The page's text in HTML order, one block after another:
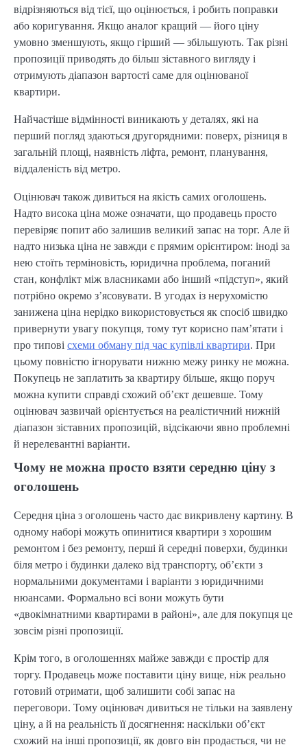
відрізняються від тієї, що оцінюється, і робить поправки
або коригування. Якщо аналог кращий — його ціну
умовно зменшують, якщо гірший — збільшують. Так різні
пропозиції приводять до більш зіставного вигляду і
отримують діапазон вартості саме для оцінюваної
квартири.
Найчастіше відмінності виникають у деталях, які на
перший погляд здаються другорядними: поверх, різниця в
загальній площі, наявність ліфта, ремонт, планування,
віддаленість від метро.
Оцінювач також дивиться на якість самих оголошень.
Надто висока ціна може означати, що продавець просто
перевіряє попит або залишив великий запас на торг. Але й
надто низька ціна не завжди є прямим орієнтиром: іноді за
нею стоїть терміновість, юридична проблема, поганий
стан, конфлікт між власниками або інший «підступ», який
потрібно окремо з’ясовувати. В угодах із нерухомістю
занижена ціна нерідко використовується як спосіб швидко
привернути увагу покупця, тому тут корисно пам’ятати і
про типові схеми обману під час купівлі квартири. При
цьому повністю ігнорувати нижню межу ринку не можна.
Покупець не заплатить за квартиру більше, якщо поруч
можна купити справді схожий об’єкт дешевше. Тому
оцінювач зазвичай орієнтується на реалістичний нижній
діапазон зіставних пропозицій, відсікаючи явно проблемні
й нерелевантні варіанти.
Чому не можна просто взяти середню ціну з
оголошень
Середня ціна з оголошень часто дає викривлену картину. В
одному наборі можуть опинитися квартири з хорошим
ремонтом і без ремонту, перші й середні поверхи, будинки
біля метро і будинки далеко від транспорту, об’єкти з
нормальними документами і варіанти з юридичними
нюансами. Формально всі вони можуть бути
«двокімнатними квартирами в районі», але для покупця це
зовсім різні пропозиції.
Крім того, в оголошеннях майже завжди є простір для
торгу. Продавець може поставити ціну вище, ніж реально
готовий отримати, щоб залишити собі запас на
переговори. Тому оцінювач дивиться не тільки на заявлену
ціну, а й на реальність її досягнення: наскільки об’єкт
схожий на інші пропозиції, як довго він продається, чи не